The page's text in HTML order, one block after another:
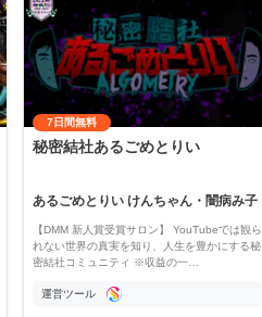
7日間無料
秘密結社あるごめとりい
あるごめとりい けんちゃん・闇病み子
【DMM 新人賞受賞サロン】 YouTubeでは観ら
れない世界の真実を知り、人生を豊かにする秘
密結社コミュニティ ※収益の一…
運営ツール